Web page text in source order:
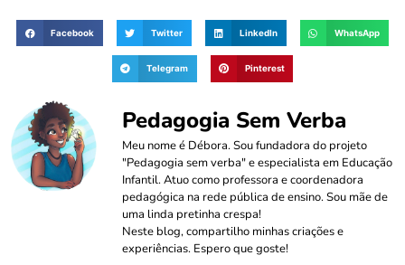
Facebook Twitter LinkedIn WhatsApp
Telegram Pinterest
Pedagogia Sem Verba
Meu nome é Débora. Sou fundadora do projeto
"Pedagogia sem verba" e especialista em Educação
Infantil. Atuo como professora e coordenadora
pedagógica na rede pública de ensino. Sou mãe de
uma linda pretinha crespa!
Neste blog, compartilho minhas criações e
experiências. Espero que goste!